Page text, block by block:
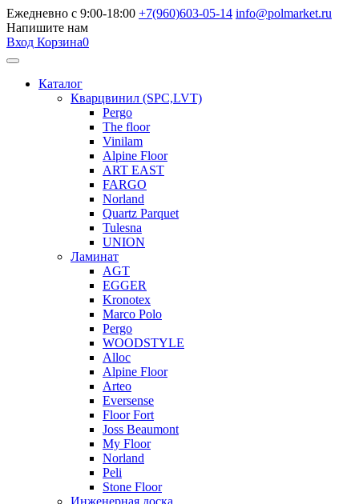
Ежедневно с 9:00-18:00 +7(960)603-05-14 info@polmarket.ru
Напишите нам
Вход Корзина0
Каталог
Кварцвинил (SPC,LVT)
Pergo
The floor
Vinilam
Alpine Floor
ART EAST
FARGO
Norland
Quartz Parquet
Tulesna
UNION
Ламинат
AGT
EGGER
Kronotex
Marco Polo
Pergo
WOODSTYLE
Alloc
Alpine Floor
Arteo
Eversense
Floor Fort
Joss Beaumont
My Floor
Norland
Peli
Stone Floor
Инженерная доска